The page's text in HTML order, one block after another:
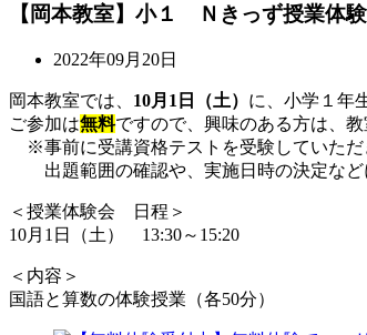
【岡本教室】小１ Ｎきっず授業体験
2022年09月20日
岡本教室では、 10月1日（土） に、小学１年
ご参加は無料ですので、興味のある方は、
※事前に受講資格テストを受験していただ
出題範囲の確認や、実施日時の決定など
＜授業体験会 日程＞
10月1日（土） 13:30～15:20
＜内容＞
国語と算数の体験授業（各50分）